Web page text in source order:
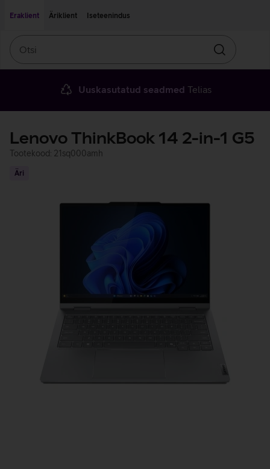
Eraklient
Äriklient Iseteenindus
Otsin
Uuskasutatud seadmed Telias
Lenovo ThinkBook 14 2-in-1 G5
Tootekood: 21sq000amh
Äri